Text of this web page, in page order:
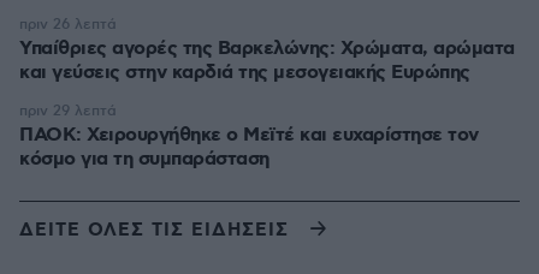
Υπαίθριες αγορές της Βαρκελώνης: Xρώματα, αρώματα
και γεύσεις στην καρδιά της μεσογειακής Ευρώπης
πριν 26 λεπτά
ΠΑΟΚ: Χειρουργήθηκε ο Μεϊτέ και ευχαρίστησε τον
κόσμο για τη συμπαράσταση
πριν 29 λεπτά
ΔΕΙΤΕ ΟΛΕΣ ΤΙΣ ΕΙΔΗΣΕΙΣ